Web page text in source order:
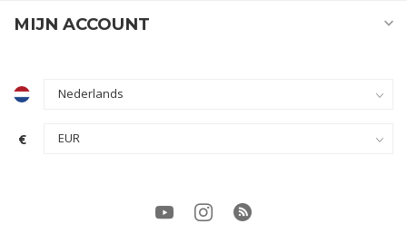
MIJN ACCOUNT
€